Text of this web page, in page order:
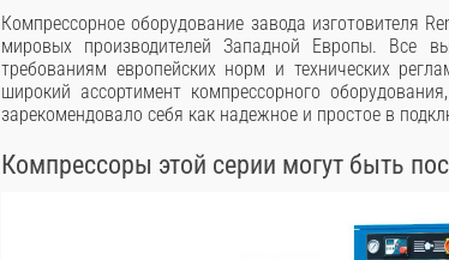
Компрессорное оборудование завода изготовителя
мировых производителей Западной Европы. Все
требованиям европейских норм и технических
широкий ассортимент компрессорного
зарекомендовало себя как надежное и простое в
Компрессоры этой серии могут быть